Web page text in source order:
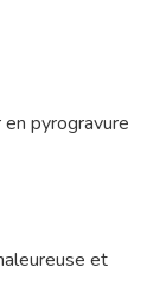
pyrogravure
et